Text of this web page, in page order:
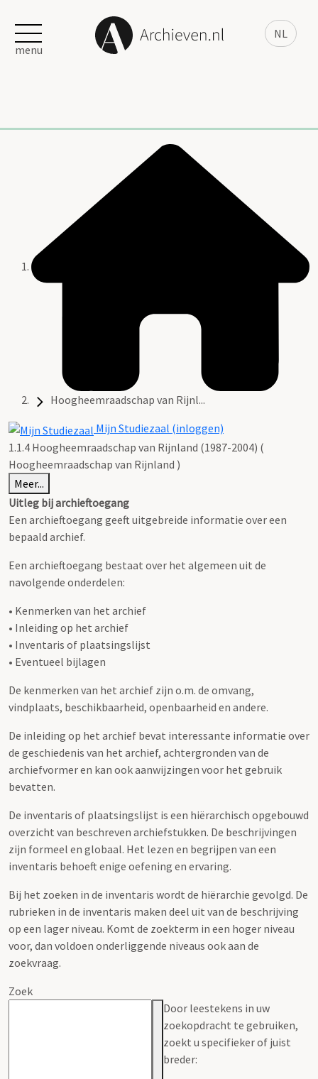
NL
menu
Hoogheemraadschap van Rijnl...
Mijn Studiezaal (inloggen)
1.1.4 Hoogheemraadschap van Rijnland (1987-2004) (
Hoogheemraadschap van Rijnland )
Meer...
Uitleg bij archieftoegang
Een archieftoegang geeft uitgebreide informatie over een
bepaald archief.
Een archieftoegang bestaat over het algemeen uit de
navolgende onderdelen:
• Kenmerken van het archief
• Inleiding op het archief
• Inventaris of plaatsingslijst
• Eventueel bijlagen
De kenmerken van het archief zijn o.m. de omvang,
vindplaats, beschikbaarheid, openbaarheid en andere.
De inleiding op het archief bevat interessante informatie over
de geschiedenis van het archief, achtergronden van de
archiefvormer en kan ook aanwijzingen voor het gebruik
bevatten.
De inventaris of plaatsingslijst is een hiërarchisch opgebouwd
overzicht van beschreven archiefstukken. De beschrijvingen
zijn formeel en globaal. Het lezen en begrijpen van een
inventaris behoeft enige oefening en ervaring.
Bij het zoeken in de inventaris wordt de hiërarchie gevolgd. De
rubrieken in de inventaris maken deel uit van de beschrijving
op een lager niveau. Komt de zoekterm in een hoger niveau
voor, dan voldoen onderliggende niveaus ook aan de
zoekvraag.
Zoek
Door leestekens in uw
zoekopdracht te gebruiken,
zoekt u specifieker of juist
breder: